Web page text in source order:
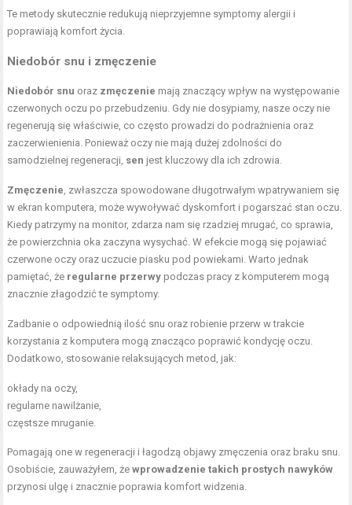
Te metody skutecznie redukują nieprzyjemne symptomy alergii i
poprawiają komfort życia.
Niedobór snu i zmęczenie
Niedobór snu oraz zmęczenie mają znaczący wpływ na występowanie
czerwonych oczu po przebudzeniu. Gdy nie dosypiamy, nasze oczy nie
regenerują się właściwie, co często prowadzi do podrażnienia oraz
zaczerwienienia. Ponieważ oczy nie mają dużej zdolności do
samodzielnej regeneracji, sen jest kluczowy dla ich zdrowia.
Zmęczenie, zwłaszcza spowodowane długotrwałym wpatrywaniem się
w ekran komputera, może wywoływać dyskomfort i pogarszać stan oczu.
Kiedy patrzymy na monitor, zdarza nam się rzadziej mrugać, co sprawia,
że powierzchnia oka zaczyna wysychać. W efekcie mogą się pojawiać
czerwone oczy oraz uczucie piasku pod powiekami. Warto jednak
pamiętać, że regularne przerwy podczas pracy z komputerem mogą
znacznie złagodzić te symptomy.
Zadbanie o odpowiednią ilość snu oraz robienie przerw w trakcie
korzystania z komputera mogą znacząco poprawić kondycję oczu.
Dodatkowo, stosowanie relaksujących metod, jak:
okłady na oczy,
regularne nawilżanie,
częstsze mruganie.
Pomagają one w regeneracji i łagodzą objawy zmęczenia oraz braku snu.
Osobiście, zauważyłem, żewprowadzenie takich prostych nawyków
przynosi ulgę i znacznie poprawia komfort widzenia.